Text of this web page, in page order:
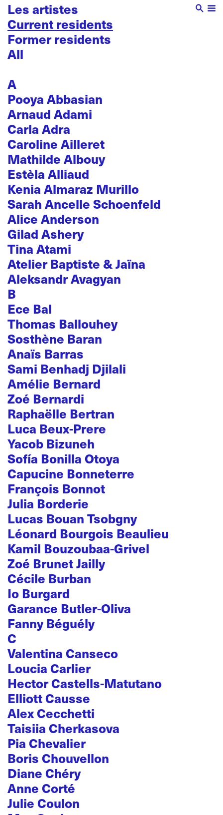
Les artistes
Current residents
Former residents
All
A
Pooya Abbasian
Arnaud Adami
Carla Adra
Caroline Ailleret
Mathilde Albouy
Estèla Alliaud
Kenia Almaraz Murillo
Sarah Ancelle Schoenfeld
Alice Anderson
Gilad Ashery
Tina Atami
Atelier Baptiste & Jaïna
Aleksandr Avagyan
B
Ece Bal
Thomas Ballouhey
Sosthène Baran
Anaïs Barras
Sami Benhadj Djilali
Amélie Bernard
Zoé Bernardi
Raphaëlle Bertran
Luca Beux-Prere
Yacob Bizuneh
Sofía Bonilla Otoya
Capucine Bonneterre
François Bonnot
Julia Borderie
Lucas Bouan Tsobgny
Léonard Bourgois Beaulieu
Kamil Bouzoubaa-Grivel
Zoé Brunet Jailly
Cécile Burban
Io Burgard
Garance Butler-Oliva
Fanny Béguély
C
Valentina Canseco
Loucia Carlier
Hector Castells-Matutano
Elliott Causse
Alex Cecchetti
Taisiia Cherkasova
Pia Chevalier
Boris Chouvellon
Diane Chéry
Anne Corté
Julie Coulon